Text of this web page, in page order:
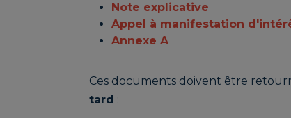
Note explicative
Appel à manifestation
Annexe A
Ces documents doivent être
tard :